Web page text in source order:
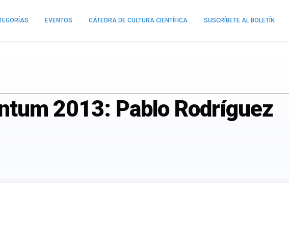
EVENTOS CÁTEDRA DE CULTURA CIENTÍFICA SUSCRÍBETE AL BOLETÍN
2013: Pablo Rodríguez